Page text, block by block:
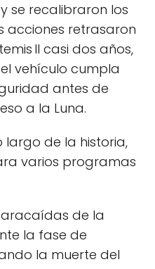
se recalibraron los
acciones retrasaron
II casi dos años,
vehículo cumpla
antes de
a la Luna.
largo de la historia,
varios programas
de la
la fase de
la muerte del